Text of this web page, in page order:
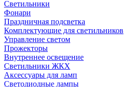
Светильники
Фонари
Праздничная подсветка
Комплектующие для светильников
Управление светом
Прожекторы
Внутреннее освещение
Светильники ЖКХ
Аксессуары для ламп
Светодиодные лампы